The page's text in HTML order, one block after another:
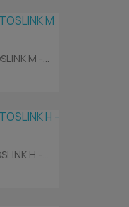
M -...
H -...